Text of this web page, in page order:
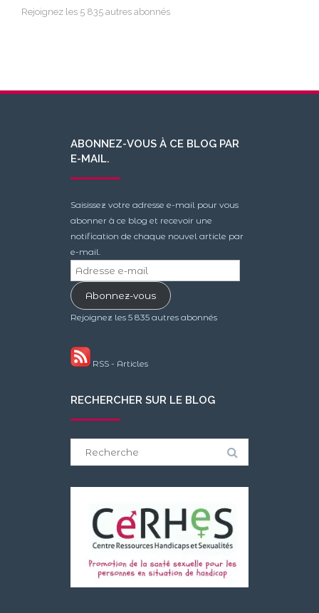
Rejoignez les 5 835 autres abonnés
ABONNEZ-VOUS À CE BLOG PAR
E-MAIL.
Saisissez votre adresse e-mail pour vous
abonner à ce blog et recevoir une
notification de chaque nouvel article par
e-mail.
Adresse
e-
mailAbonnez-vous
Rejoignez les 5 835 autres abonnés
RSS - Articles
RECHERCHER SUR LE BLOG